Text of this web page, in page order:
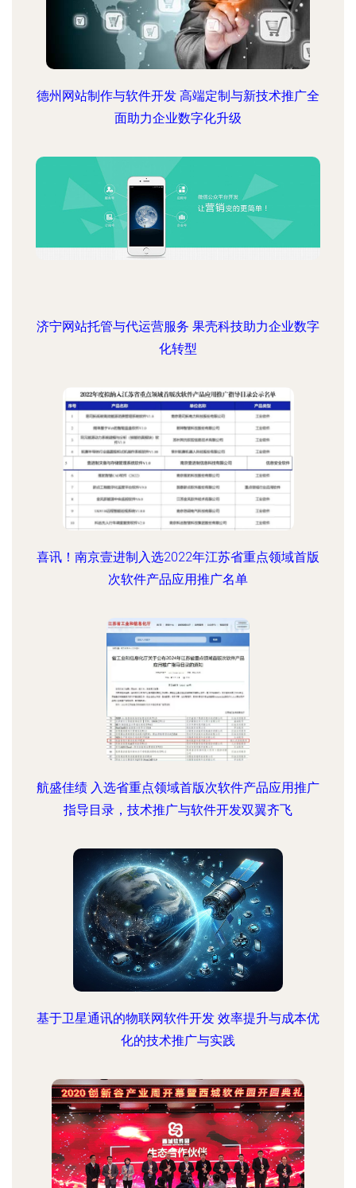
德州网站制作与软件开发 高端定制与新技术推广全
面助力企业数字化升级
济宁网站托管与代运营服务 果壳科技助力企业数字
化转型
喜讯！南京壹进制入选2022年江苏省重点领域首版
次软件产品应用推广名单
航盛佳绩 入选省重点领域首版次软件产品应用推广
指导目录，技术推广与软件开发双翼齐飞
基于卫星通讯的物联网软件开发 效率提升与成本优
化的技术推广与实践